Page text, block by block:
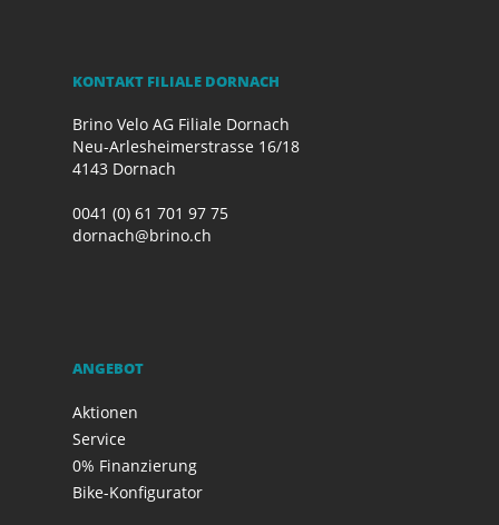
KONTAKT FILIALE DORNACH
Brino Velo AG Filiale Dornach
Neu-Arlesheimerstrasse 16/18
4143 Dornach
0041 (0) 61 701 97 75
dornach@brino.ch
ANGEBOT
Aktionen
Service
0% Finanzierung
Bike-Konfigurator